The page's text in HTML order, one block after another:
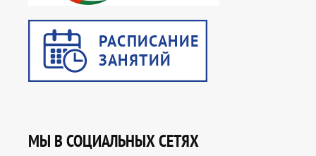
МЫ В СОЦИАЛЬНЫХ СЕТЯХ